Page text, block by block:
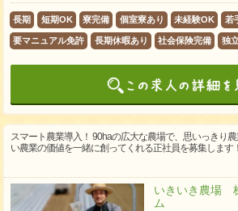
長期 短期OK 寮完備 個室寮あり 未経験OK 若
要マニュアル免許 長期休暇あり 社会保険完備 独
スマート農業導入！ 90haの広大な農場で、思いっきり
い農業の価値を一緒に創ってくれる正社員を募集します！
いきいき農場
ム